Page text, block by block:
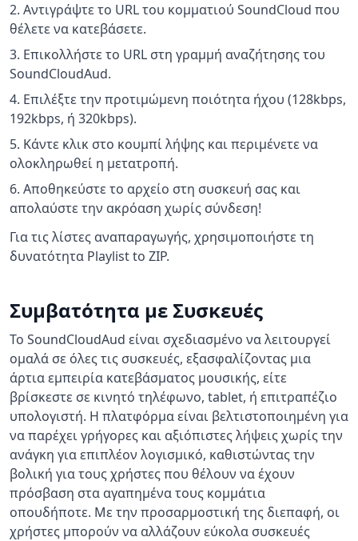
Αντιγράψτε το URL του κομματιού SoundCloud που
θέλετε να κατεβάσετε.
Επικολλήστε το URL στη γραμμή αναζήτησης του
SoundCloudAud.
Επιλέξτε την προτιμώμενη ποιότητα ήχου (128kbps,
192kbps, ή 320kbps).
Κάντε κλικ στο κουμπί λήψης και περιμένετε να
ολοκληρωθεί η μετατροπή.
Αποθηκεύστε το αρχείο στη συσκευή σας και
απολαύστε την ακρόαση χωρίς σύνδεση!
Για τις λίστες αναπαραγωγής, χρησιμοποιήστε τη
δυνατότητα Playlist to ZIP.
Συμβατότητα με Συσκευές
Το SoundCloudAud είναι σχεδιασμένο να λειτουργεί
ομαλά σε όλες τις συσκευές, εξασφαλίζοντας μια
άρτια εμπειρία κατεβάσματος μουσικής, είτε
βρίσκεστε σε κινητό τηλέφωνο, tablet, ή επιτραπέζιο
υπολογιστή. Η πλατφόρμα είναι βελτιστοποιημένη για
να παρέχει γρήγορες και αξιόπιστες λήψεις χωρίς την
ανάγκη για επιπλέον λογισμικό, καθιστώντας την
βολική για τους χρήστες που θέλουν να έχουν
πρόσβαση στα αγαπημένα τους κομμάτια
οπουδήποτε. Με την προσαρμοστική της διεπαφή, οι
χρήστες μπορούν να αλλάζουν εύκολα συσκευές